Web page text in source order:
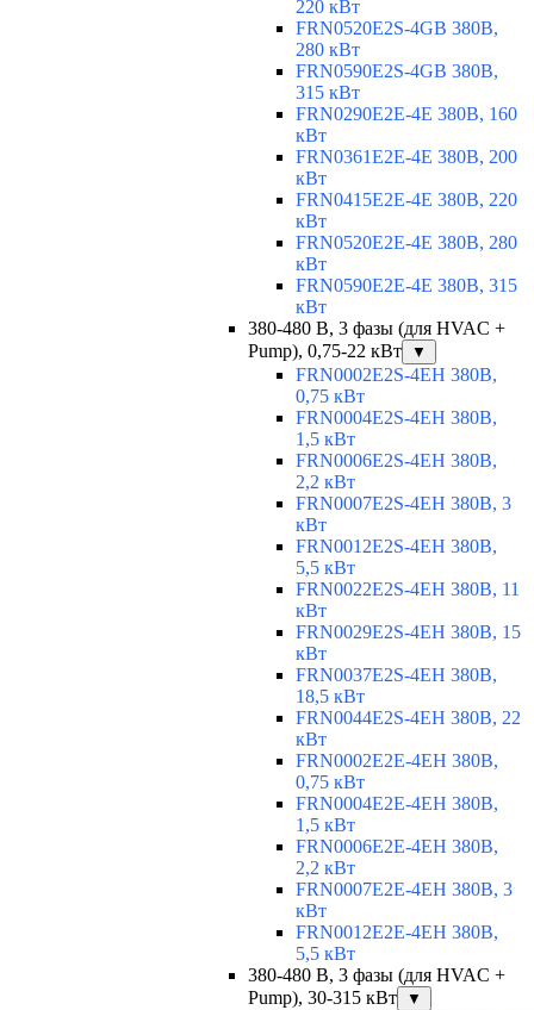
220 кВт
FRN0520E2S-4GB 380В,
280 кВт
FRN0590E2S-4GB 380В,
315 кВт
FRN0290E2E-4E 380В, 160
кВт
FRN0361E2E-4E 380В, 200
кВт
FRN0415E2E-4E 380В, 220
кВт
FRN0520E2E-4E 380В, 280
кВт
FRN0590E2E-4E 380В, 315
кВт
380-480 В, 3 фазы (для HVAC +
Pump), 0,75-22 кВт
▼
FRN0002E2S-4EH 380В,
0,75 кВт
FRN0004E2S-4EH 380В,
1,5 кВт
FRN0006E2S-4EH 380В,
2,2 кВт
FRN0007E2S-4EH 380В, 3
кВт
FRN0012E2S-4EH 380В,
5,5 кВт
FRN0022E2S-4EH 380В, 11
кВт
FRN0029E2S-4EH 380В, 15
кВт
FRN0037E2S-4EH 380В,
18,5 кВт
FRN0044E2S-4EH 380В, 22
кВт
FRN0002E2E-4EH 380В,
0,75 кВт
FRN0004E2E-4EH 380В,
1,5 кВт
FRN0006E2E-4EH 380В,
2,2 кВт
FRN0007E2E-4EH 380В, 3
кВт
FRN0012E2E-4EH 380В,
5,5 кВт
380-480 В, 3 фазы (для HVAC +
Pump), 30-315 кВт
▼